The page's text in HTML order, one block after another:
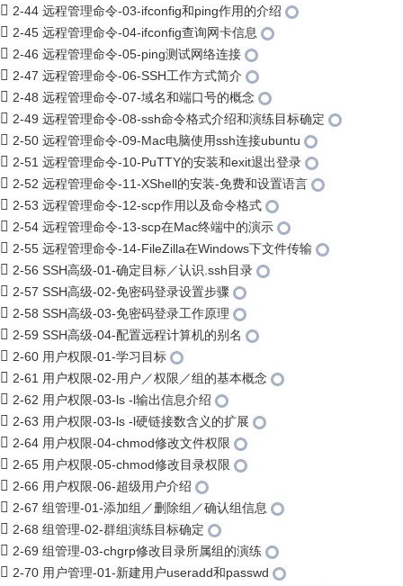
2-44 远程管理命令-03-ifconfig和ping作用的介绍
2-45 远程管理命令-04-ifconfig查询网卡信息
2-46 远程管理命令-05-ping测试网络连接
2-47 远程管理命令-06-SSH工作方式简介
2-48 远程管理命令-07-域名和端口号的概念
2-49 远程管理命令-08-ssh命令格式介绍和演练目标确定
2-50 远程管理命令-09-Mac电脑使用ssh连接ubuntu
2-51 远程管理命令-10-PuTTY的安装和exit退出登录
2-52 远程管理命令-11-XShell的安装-免费和设置语言
2-53 远程管理命令-12-scp作用以及命令格式
2-54 远程管理命令-13-scp在Mac终端中的演示
2-55 远程管理命令-14-FileZilla在Windows下文件传输
2-56 SSH高级-01-确定目标／认识.ssh目录
2-57 SSH高级-02-免密码登录设置步骤
2-58 SSH高级-03-免密码登录工作原理
2-59 SSH高级-04-配置远程计算机的别名
2-60 用户权限-01-学习目标
2-61 用户权限-02-用户／权限／组的基本概念
2-62 用户权限-03-ls -l输出信息介绍
2-63 用户权限-03-ls -l硬链接数含义的扩展
2-64 用户权限-04-chmod修改文件权限
2-65 用户权限-05-chmod修改目录权限
2-66 用户权限-06-超级用户介绍
2-67 组管理-01-添加组／删除组／确认组信息
2-68 组管理-02-群组演练目标确定
2-69 组管理-03-chgrp修改目录所属组的演练
2-70 用户管理-01-新建用户useradd和passwd